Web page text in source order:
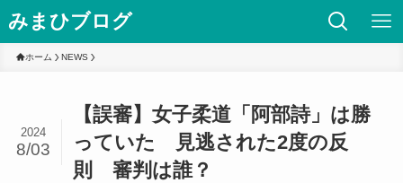
みまひブログ
ホーム NEWS
【誤審】女子柔道「阿部詩」は勝
っていた 見逃された2度の反
則 審判は誰？
2024
8/03